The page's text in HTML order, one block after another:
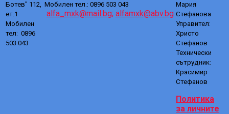
Ботев" 112,
ет.1
Мобилен
тел: 0896
503 043
Мобилен тел.: 0896 503 043
alfa_mxk@mail.bg; alfamxk@abv.bg
Мария
Стефанова
Управител:
Христо
Стефанов
Технически
сътрудник:
Красимир
Стефанов
Политика
за личните